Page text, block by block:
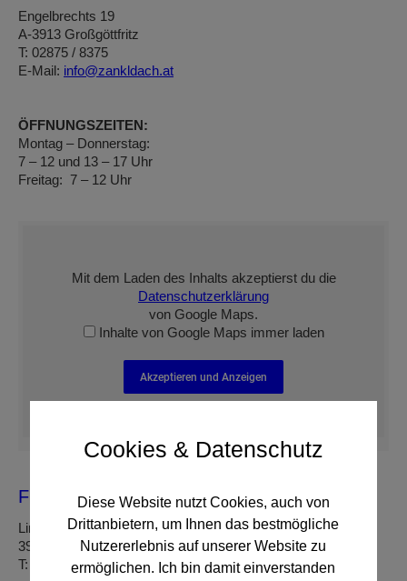
Engelbrechts 19
A-3913 Großgöttfritz
T: 02875 / 8375
E-Mail: info@zankldach.at
ÖFFNUNGSZEITEN:
Montag – Donnerstag:
7 – 12 und 13 – 17 Uhr
Freitag: 7 – 12 Uhr
Mit dem Laden des Inhalts akzeptierst du die
Datenschutzerklärung
von Google Maps.
Inhalte von Google Maps immer laden
Akzeptieren und Anzeigen
Filiale Groß Gerungs
Linzer Straße 416
3920 Groß Gerungs
T: 0664 / 535 8049
Cookies & Datenschutz
Diese Website nutzt Cookies, auch von
Drittanbietern, um Ihnen das bestmögliche
Nutzererlebnis auf unserer Website zu
ermöglichen. Ich bin damit einverstanden